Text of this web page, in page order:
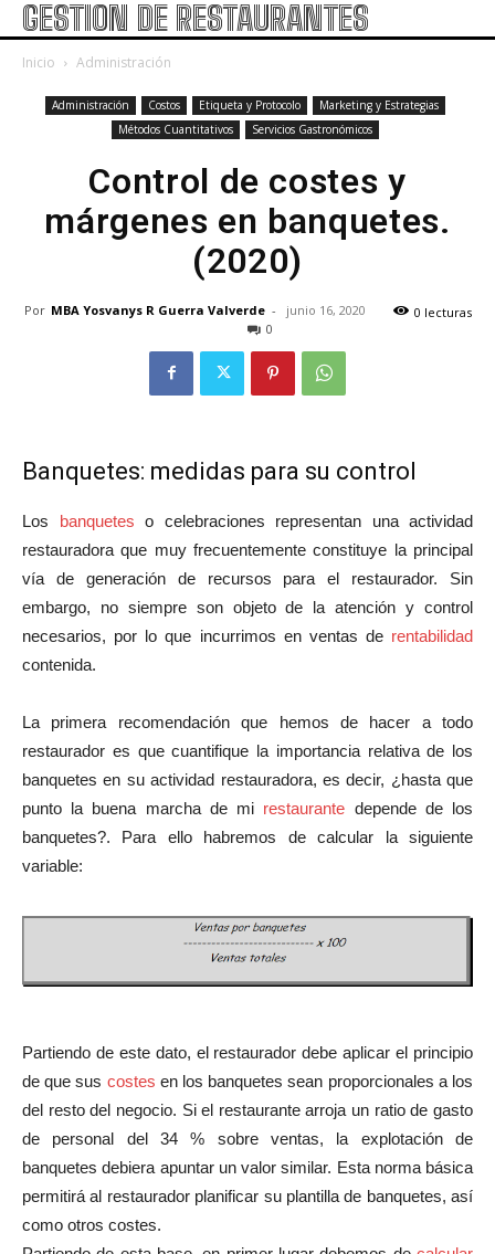
GESTION DE RESTAURANTES
Inicio Administración
Administración Costos Etiqueta y Protocolo
Marketing y Estrategias
Métodos Cuantitativos
Servicios Gastronómicos
Control de costes y
márgenes en banquetes.
(2020)
Por MBA Yosvanys R Guerra Valverde - junio 16, 2020
0 lecturas
0
Banquetes: medidas para su control
Los banquetes o celebraciones representan una actividad
restauradora que muy frecuentemente constituye la principal
vía de generación de recursos para el restaurador. Sin
embargo, no siempre son objeto de la atención y control
necesarios, por lo que incurrimos en ventas de rentabilidad
contenida.
La primera recomendación que hemos de hacer a todo
restaurador es que cuantifique la importancia relativa de los
banquetes en su actividad restauradora, es decir, ¿hasta que
punto la buena marcha de mi restaurante depende de los
banquetes?. Para ello habremos de calcular la siguiente
variable:
Partiendo de este dato, el restaurador debe aplicar el principio
de que sus costes en los banquetes sean proporcionales a los
del resto del negocio. Si el restaurante arroja un ratio de gasto
de personal del 34 % sobre ventas, la explotación de
banquetes debiera apuntar un valor similar. Esta norma básica
permitirá al restaurador planificar su plantilla de banquetes, así
como otros costes.